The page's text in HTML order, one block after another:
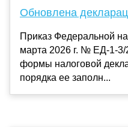
Обновлена
Приказ Федеральной
марта 2026 г. № ЕД-1-
формы налоговой
порядка ее заполн...